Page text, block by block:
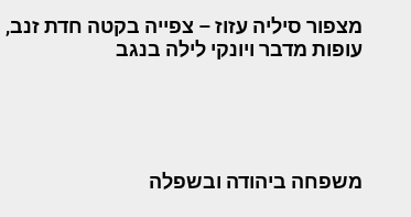
מצפור סיליה עזוז – צפייה בקטה חדת זנב,
עופות מדבר ויונקי לילה בנגב
משפחה ביהודה ובשפלה